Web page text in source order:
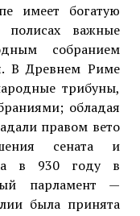
имеет богатую
полисах важные
собранием
В Древнем Риме
трибуны,
обладая
правом вето
сената и
в 930 году в
парламент —
была принята